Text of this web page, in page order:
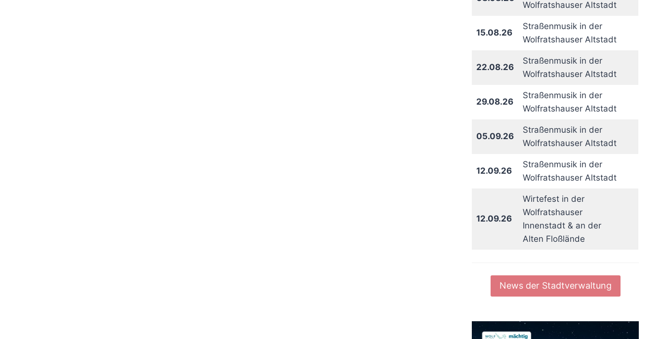
Wolfratshauser Altstadt
15.08.26
Straßenmusik in der
Wolfratshauser Altstadt
22.08.26
Straßenmusik in der
Wolfratshauser Altstadt
29.08.26
Straßenmusik in der
Wolfratshauser Altstadt
05.09.26
Straßenmusik in der
Wolfratshauser Altstadt
12.09.26
Straßenmusik in der
Wolfratshauser Altstadt
12.09.26
Wirtefest in der
Wolfratshauser
Innenstadt & an der
Alten Floßlände
News der Stadtverwaltung